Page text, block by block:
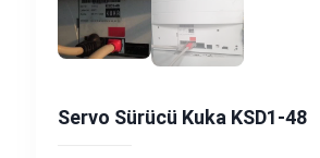
Servo Sürücü Kuka KSD1-48